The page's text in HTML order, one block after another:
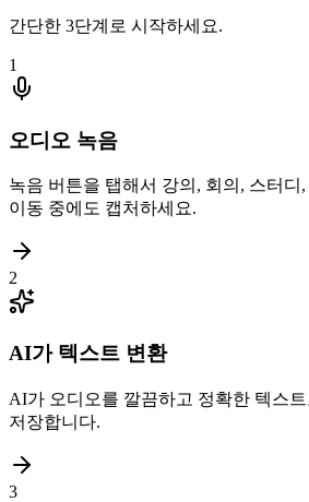
간단한 3단계로 시작하세요.
1
오디오 녹음
녹음 버튼을 탭해서 강의, 회의, 스터디
이동 중에도 캡처하세요.
2
AI가 텍스트 변환
AI가 오디오를 깔끔하고 정확한 텍스
저장합니다.
3